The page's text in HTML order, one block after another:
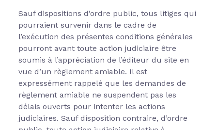
Sauf dispositions d’ordre public, tous litiges qui
pourraient survenir dans le cadre de
l’exécution des présentes conditions générales
pourront avant toute action judiciaire être
soumis à l’appréciation de l’éditeur du site en
vue d’un règlement amiable. Il est
expressément rappelé que les demandes de
règlement amiable ne suspendent pas les
délais ouverts pour intenter les actions
judiciaires. Sauf disposition contraire, d’ordre